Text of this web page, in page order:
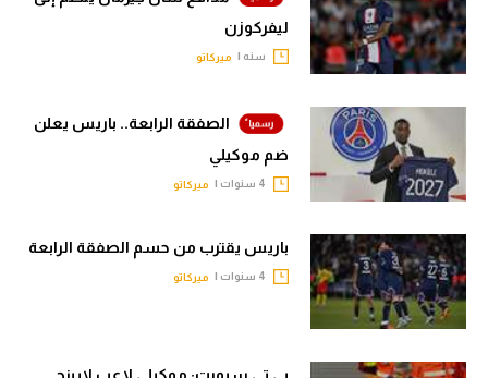
الوطن العربي
في المونديال
رياضة نسائية
آسيا
أمريكا
ركن الألعاب
أقسام خاصة
ليفركوزن
سنه | ميركاتو
الصفقة الرابعة.. باريس يعلن
ضم موكيلي
ميركاتو
باريس يقترب من حسم الصفقة الرابعة
ميركاتو